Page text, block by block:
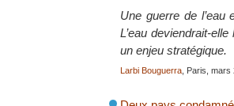
Une guerre de
L’eau deviendrait-
un enjeu stratégique.
Larbi Bouguerra , Paris, mars